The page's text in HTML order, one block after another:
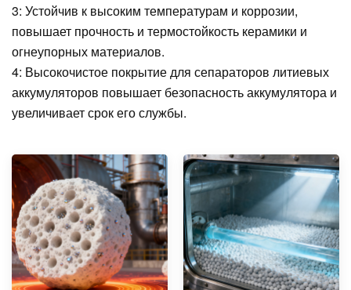
3: Устойчив к высоким температурам и коррозии,
повышает прочность и термостойкость керамики и
огнеупорных материалов.
4: Высокочистое покрытие для сепараторов литиевых
аккумуляторов повышает безопасность аккумулятора и
увеличивает срок его службы.